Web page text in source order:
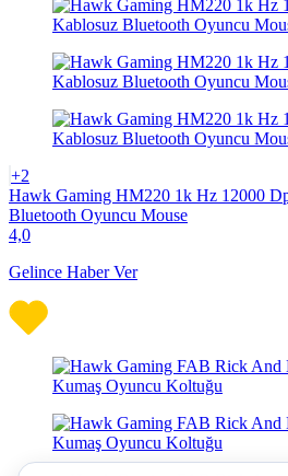
+2
Hawk Gaming HM220 1k Hz 12000
Bluetooth Oyuncu Mouse
4,0
Gelince Haber Ver